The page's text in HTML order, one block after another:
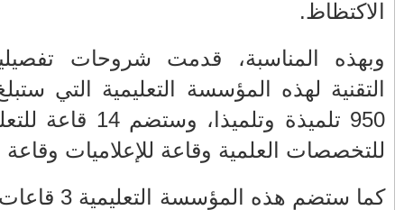
950 تلميذة وتلميذا، وستضم 14 قاعة للتعليم العام و8 قاعات
كما ستضم هذه المؤسسة التعليمية 3 قاعات مختصة، و8 مكاتب
يونيو
(195)
أبريل
مارس(163)
◄ فبراير
يناير
(222)